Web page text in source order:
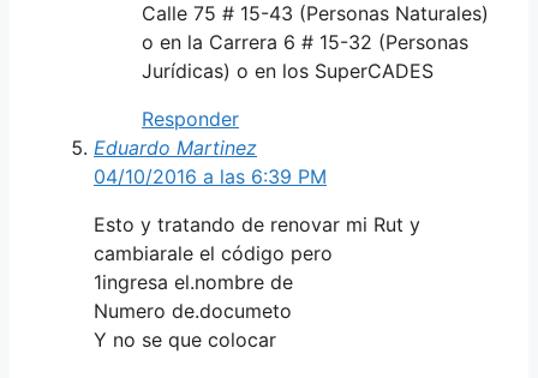
Calle 75 # 15-43 (Personas Naturales)
o en la Carrera 6 # 15-32 (Personas
Jurídicas) o en los SuperCADES
Responder
Eduardo Martinez
04/10/2016 a las 6:39 PM
Esto y tratando de renovar mi Rut y
cambiarale el código pero
1ingresa el.nombre de
Numero de.documeto
Y no se que colocar